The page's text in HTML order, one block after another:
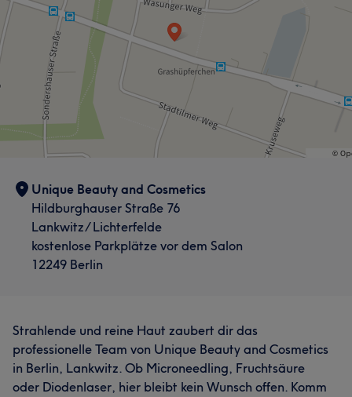
Unique Beauty and Cosmetics
Hildburghauser Straße 76
Lankwitz/ Lichterfelde
kostenlose Parkplätze vor dem Salon
12249 Berlin
Strahlende und reine Haut zaubert dir das
professionelle Team von Unique Beauty and Cosmetics
in Berlin, Lankwitz. Ob Microneedling, Fruchtsäure
oder Diodenlaser, hier bleibt kein Wunsch offen. Komm